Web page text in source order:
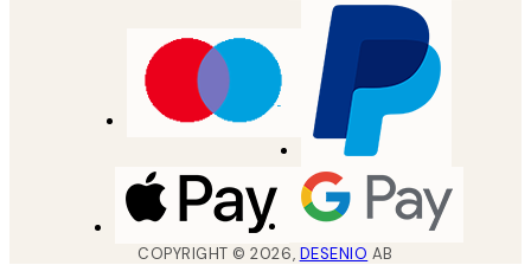
COPYRIGHT ©2026, DESENIO AB